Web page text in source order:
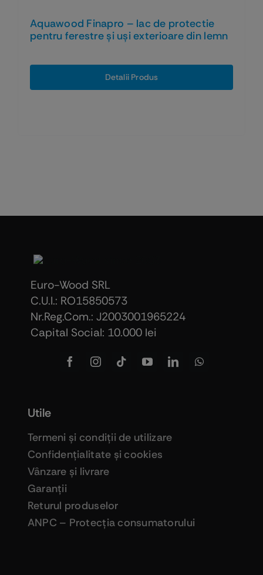
Aquawood Finapro – lac de protectie
pentru ferestre și uși exterioare din lemn
Detalii Produs
Euro-Wood SRL
C.U.I.: RO15850573
Nr.Reg.Com.: J2003001965224
Capital Social: 10.000 lei
Utile
Termeni şi condiţii de utilizare
Confidenţialitate şi cookies
Vânzare şi livrare
Garanţii
Returul produselor
ANPC – Protecţia consumatorului